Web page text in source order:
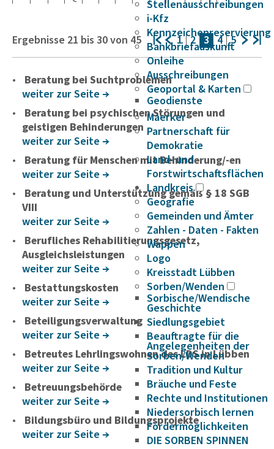
Stellenausschreibungen
i-Kfz
Kennzeichenreservierung
Bankbriefauskunft
Onleihe
Ausschreibungen
Geoportal & Karten
Geodienste
Maerker
Partnerschaft für
Demokratie
Land- und
Forstwirtschaftsflächen
Landkreis
Geografie
Gemeinden und Ämter
Zahlen - Daten - Fakten
Wappen
Logo
Kreisstadt Lübben
Sorben/Wenden
Sorbische/Wendische
Geschichte
Siedlungsgebiet
Beauftragte für die
Angelegenheiten der
Sorben/Wenden
Tradition und Kultur
Bräuche und Feste
Rechte und Institutionen
Niedersorbisch lernen
Fördermöglichkeiten
DIE SORBEN SPINNEN
Ergebnisse 21 bis 30von 45 1 2 3 4 5
Beratung bei Suchtproblemen
weiter zur Seite
Beratung bei psychischen Störungen und
geistigen Behinderungen
weiter zur Seite
Beratung für Menschen mit Behinderung/-en
weiter zur Seite
Beratung und Unterstützung gemäß § 18 SGB
VIII
weiter zur Seite
Berufliches Rehabilitierungsgesetz,
Ausgleichsleistungen
weiter zur Seite
Bestattungskosten
weiter zur Seite
Beteiligungsverwaltung
weiter zur Seite
Betreutes Lehrlingswohnen des LDS in Lübben
weiter zur Seite
Betreuungsbehörde
weiter zur Seite
Bildungsbüro und Bildungsprojekte
weiter zur Seite